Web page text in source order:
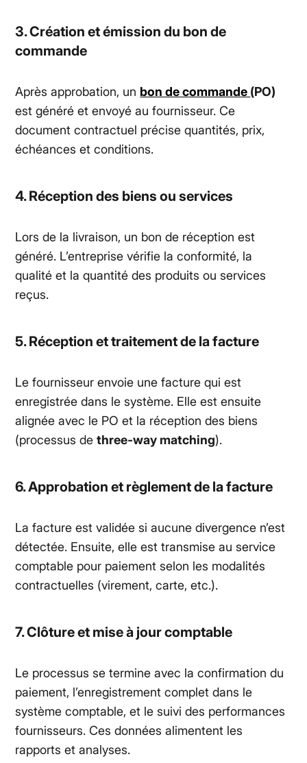
3. Création et émission du bon de
commande
Après approbation, un bon de commande (PO)
est généré et envoyé au fournisseur. Ce
document contractuel précise quantités, prix,
échéances et conditions.
4. Réception des biens ou services
Lors de la livraison, un bon de réception est
généré. L’entreprise vérifie la conformité, la
qualité et la quantité des produits ou services
reçus.
5. Réception et traitement de la facture
Le fournisseur envoie une facture qui est
enregistrée dans le système. Elle est ensuite
alignée avec le PO et la réception des biens
(processus dethree‑way matching).
6. Approbation et règlement de la facture
La facture est validée si aucune divergence n’est
détectée. Ensuite, elle est transmise au service
comptable pour paiement selon les modalités
contractuelles (virement, carte, etc.).
7. Clôture et mise à jour comptable
Le processus se termine avec la confirmation du
paiement, l’enregistrement complet dans le
système comptable, et le suivi des performances
fournisseurs. Ces données alimentent les
rapports et analyses.